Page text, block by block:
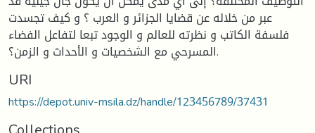
عبر من خلاله عن قضايا الجزائر و العرب ؟ و كيف تجسدت
فلسفة الكاتب و نظرته للعالم و الوجود تبعا لتفاعل الفضاء
المسرحي مع الشخصيات و الأحداث و الزمن؟.
URI
https://depot.univ-msila.dz/handle/123456789/37431